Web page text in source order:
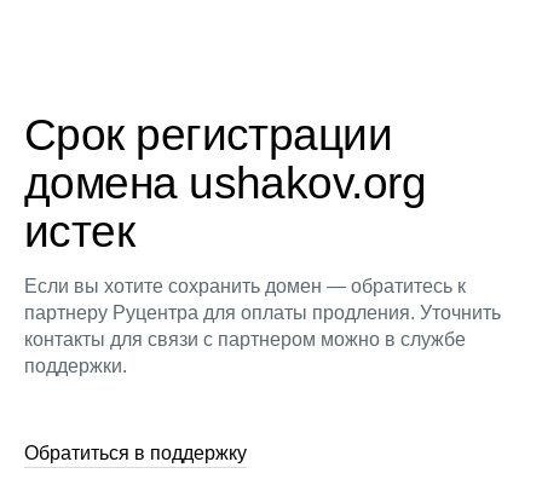
Срок регистрации
домена ushakov.org
истек
Если вы хотите сохранить домен — обратитесь к
партнеру Руцентра для оплаты продления. Уточнить
контакты для связи с партнером можно в службе
поддержки.
Обратиться в поддержку